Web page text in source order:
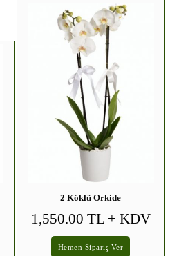
2 Köklü Orkide
1,550.00 TL + KDV
Hemen Sipariş Ver